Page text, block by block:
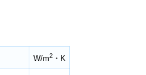
W/m2・K